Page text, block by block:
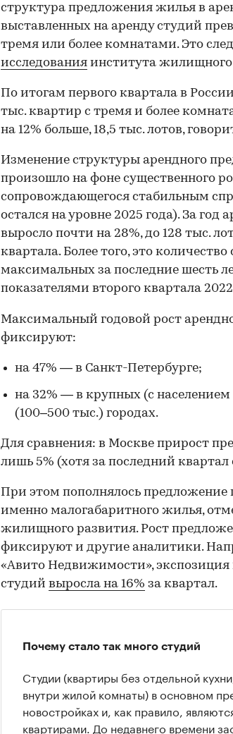
структура предложения жилья в
выставленных на аренду студий
тремя или более комнатами. Это
исследования института
По итогам первого квартала в
тыс. квартир с тремя и более
на 12% больше, 18,5 тыс. лотов,
Изменение структуры арендного
произошло на фоне существенного
сопровождающегося стабильным
остался на уровне 2025 года). За год
выросло почти на 28%, до 128 тыс.
квартала. Более того, это
максимальных за последние шесть
показателями второго квартала
00:00 / 00:00
Максимальный годовой рост
фиксируют:
на 47% — в Санкт-Петербурге;
на 32% — в крупных (с населением
(100–500 тыс.) городах.
Для сравнения: в Москве прирост
лишь 5% (хотя за последний
При этом пополнялось предложение
именно малогабаритного жилья,
жилищного развития. Рост
фиксируют и другие аналитики.
«Авито Недвижимости», экспозиция
студий выросла на 16% за квартал.
Почему стало так много студий
Студии (квартиры без отдельной
внутри жилой комнаты) в основном
новостройках и, как правило,
квартирами. До недавнего времени